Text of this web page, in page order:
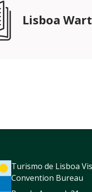
Lisboa
Turismo de Lisboa
Convention Bureau